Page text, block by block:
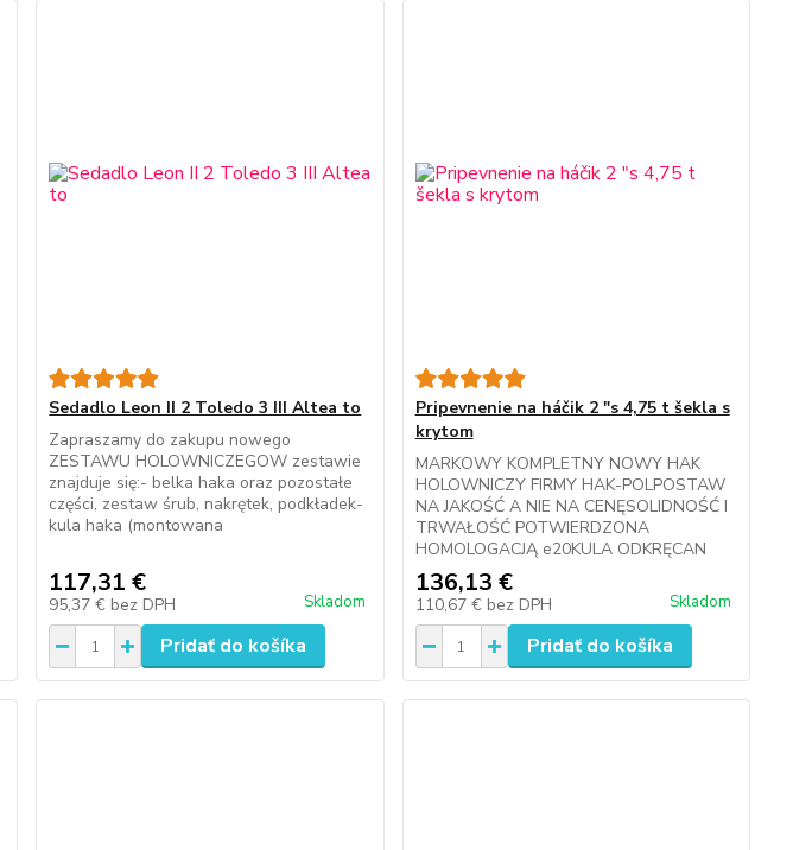
Sedadlo Leon II 2 Toledo 3 III Altea to
Zapraszamy do zakupu nowego
ZESTAWU HOLOWNICZEGOW zestawie
znajduje się:- belka haka oraz pozostałe
części, zestaw śrub, nakrętek, podkładek-
kula haka (montowana
117,31 €
95,37 € bez DPH Skladom
Pridať do košíka
Pripevnenie na háčik 2 "s 4,75 t šekla s
krytom
MARKOWY KOMPLETNY NOWY HAK
HOLOWNICZY FIRMY HAK-POLPOSTAW
NA JAKOŚĆ A NIE NA CENĘSOLIDNOŚĆ I
TRWAŁOŚĆ POTWIERDZONA
HOMOLOGACJĄ e20KULA ODKRĘCAN
136,13 €
110,67 € bez DPH Skladom
Pridať do košíka